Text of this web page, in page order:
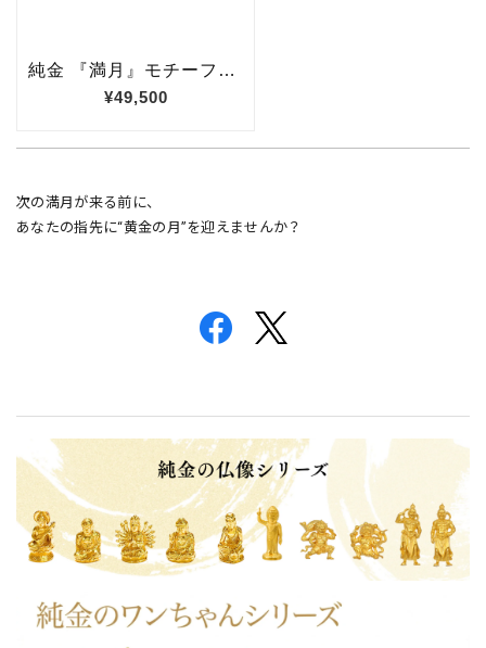
次の満月が来る前に、
あなたの指先に“黄金の月”を迎えませんか？